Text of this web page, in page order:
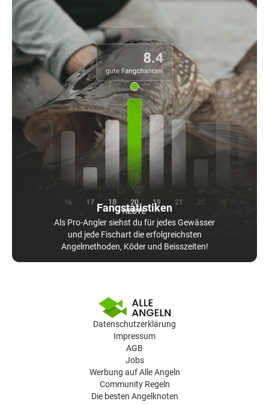
Fangstatistiken
Als Pro-Angler siehst du für jedes Gewässer
und jede Fischart die erfolgreichsten
Angelmethoden, Köder und Beisszeiten!
Datenschutzerklärung
Impressum
AGB
Jobs
Werbung auf Alle Angeln
Community Regeln
Die besten Angelknoten